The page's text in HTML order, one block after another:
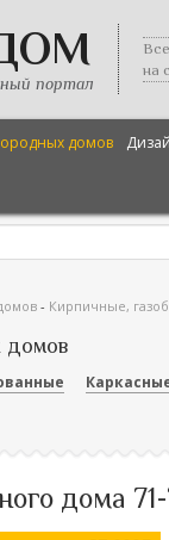
портал
на
домов
- Кирпичные,
домов
дома